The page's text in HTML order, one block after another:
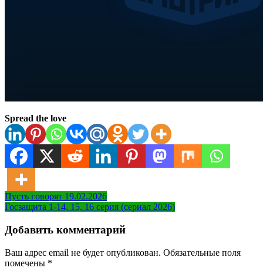
Spread the love
Навигация
по
записям
Пусть говорят 19.02.2026
Госзащита 1-14, 15, 16 серия (сериал 2026)
Добавить комментарий
Ваш адрес email не будет опубликован. Обязательные поля
помечены *